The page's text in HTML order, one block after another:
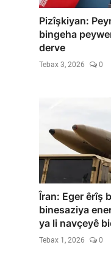
Pizîşkiyan:
bingeha
derve
Tebax 3, 2026 0
Îran: Eger êrîş
binesaziya
ya li navçeyê
Tebax 1, 2026 0